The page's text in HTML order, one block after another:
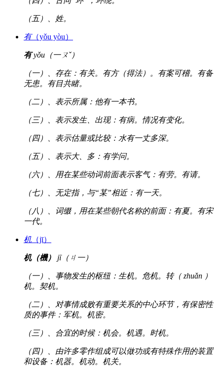
（五）、姓。
有（yǒu yòu）
有yǒu（一ㄡˇ）
（一）、存在：有关。有方（得法）。有案可稽。有备
无患。有目共睹。
（二）、表示所属：他有一本书。
（三）、表示发生、出现：有病。情况有变化。
（四）、表示估量或比较：水有一丈多深。
（五）、表示大、多：有学问。
（六）、用在某些动词前面表示客气：有劳。有请。
（七）、无定指，与“某”相近：有一天。
（八）、词缀，用在某些朝代名称的前面：有夏。有宋
一代。
机 （jī）
机（機） jī（ㄐ一）
（一）、事物发生的枢纽：生机。危机。转（ zhuǎn ）
机。契机。
（二）、对事情成败有重要关系的中心环节，有保密性
质的事件：军机。机密。
（三）、合宜的时候：机会。机遇。时机。
（四）、由许多零作组成可以做功或有特殊作用的装置
和设备：机器。机动。机关。